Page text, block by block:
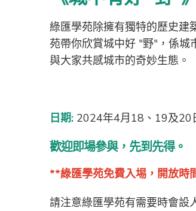
綠匯學苑除擁有獨特的歷史建
苑帶你欣賞城中好 "野"，係城
與大家共感城市的奇妙生態。
日期: 2024年4月18、19及20
歡迎即場參與，先到先得。
**綠匯學苑免費入埸，開放時
請注意綠匯學苑有需要時會設